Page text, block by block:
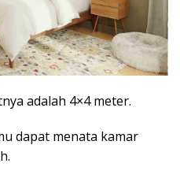
adalah 4×4 meter.
dapat menata kamar